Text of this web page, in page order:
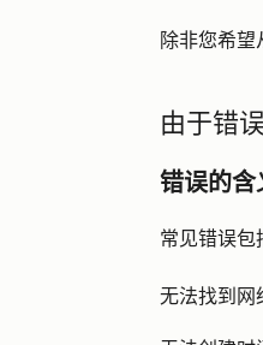
除非您希望
由于错
错误的含
常见错误包
无法找到网